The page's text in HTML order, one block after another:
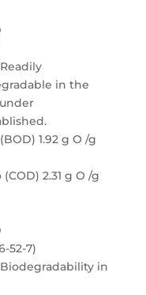
in the
1.92 g O /g
2.31 g O /g
52-7)
in